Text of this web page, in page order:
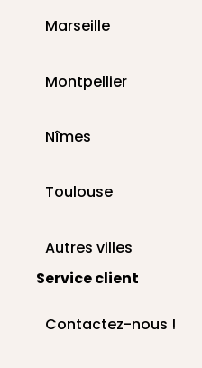
Marseille
Montpellier
Nîmes
Toulouse
Autres villes
Service client
Contactez-nous !